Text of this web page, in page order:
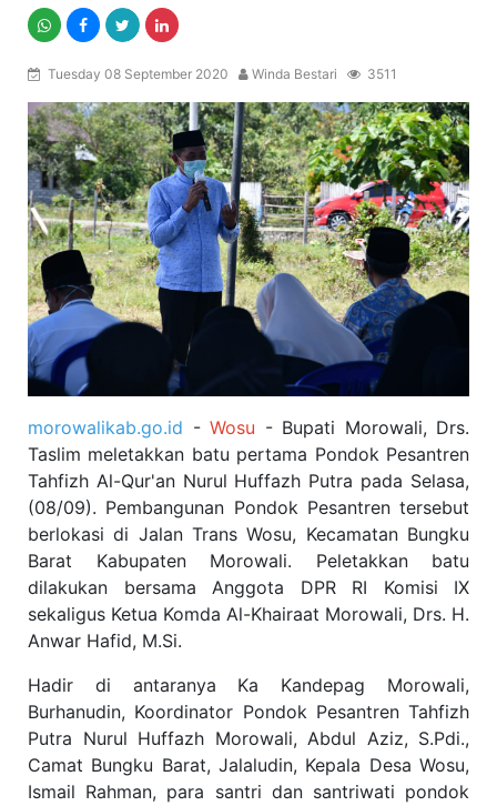
Tuesday 08 September 2020 Winda Bestari 3511
morowalikab.go.id - Wosu - Bupati Morowali, Drs.
Taslim meletakkan batu pertama Pondok Pesantren
Tahfizh Al-Qur'an Nurul Huffazh Putra pada Selasa,
(08/09). Pembangunan Pondok Pesantren tersebut
berlokasi di Jalan Trans Wosu, Kecamatan Bungku
Barat Kabupaten Morowali. Peletakkan batu
dilakukan bersama Anggota DPR RI Komisi IX
sekaligus Ketua Komda Al-Khairaat Morowali, Drs. H.
Anwar Hafid, M.Si.
Hadir di antaranya Ka Kandepag Morowali,
Burhanudin, Koordinator Pondok Pesantren Tahfizh
Putra Nurul Huffazh Morowali, Abdul Aziz, S.Pdi.,
Camat Bungku Barat, Jalaludin, Kepala Desa Wosu,
Ismail Rahman, para santri dan santriwati pondok